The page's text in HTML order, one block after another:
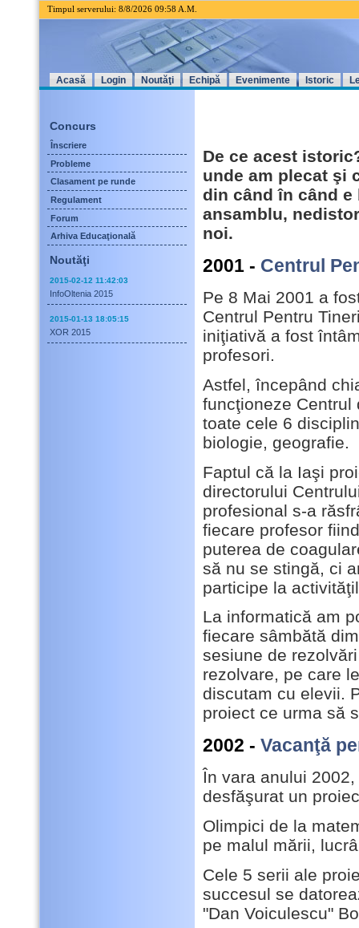
Timpul serverului: 8/8/2026 09 58 A.M.
Acasă Login Noutăţi Echipă Evenimente Istoric
Concurs
Înscriere
Probleme
Clasament pe runde
Regulament
Forum
Arhiva Educaţională
Noutăţi
2015-02-12 11:42:03
InfoOltenia 2015
2015-01-13 18:05:15
XOR 2015
De ce acest
unde am plecat şi
din când în când e
ansamblu,
noi.
2001 - Centrul
Pe 8 Mai 2001 a
Centrul Pentru
iniţiativă a fost
profesori.
Astfel, începând
funcţioneze
toate cele 6
biologie, geografie.
Faptul că la Iaşi
directorului
profesional s-a
fiecare profesor
puterea de
să nu se stingă, ci
participe la
La informatică am
fiecare sâmbătă
sesiune de
rezolvare, pe care
discutam cu elevii.
proiect ce urma să
2002 -Vacanţă
În vara anului
desfăşurat un
Olimpici de la
pe malul mării,
Cele 5 serii ale
succesul se
"Dan Voiculescu"